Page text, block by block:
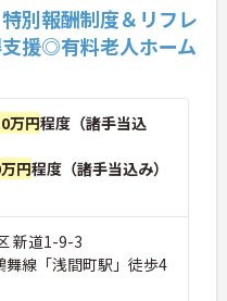
ロー体制があ
更なるスキル
収入アップが
ークが多角的
元されます。
制度により、
働けます。
行い、お客様
仕組みがあり
別報酬制度＆リフレ
援◎有料老人ホーム
万円程度（諸手当込
円程度（諸手当込み）
新道1-9-3
線「浅間町駅」徒歩4